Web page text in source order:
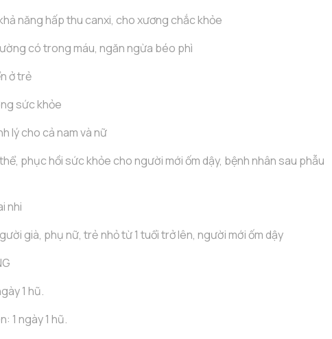
năng hấp thu canxi, cho xương chắc khỏe
có trong máu, ngăn ngừa béo phì
ở trẻ
sức khỏe
lý cho cả nam và nữ
phục hồi sức khỏe cho người mới ốm dậy, bệnh nhân sau phẫu
nhi
già, phụ nữ, trẻ nhỏ từ 1 tuổi trở lên, người mới ốm dậy
1 hũ.
1 ngày 1 hũ.